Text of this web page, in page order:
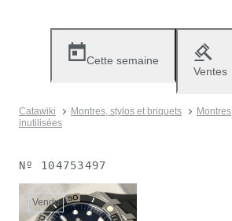
Cette semaine
Ventes
Catawiki Montres, stylos et briquets Montres
inutilisées
Nº 104753497
Vendu